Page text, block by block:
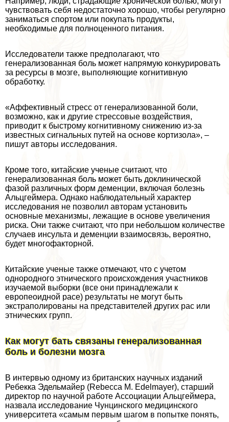
чувствовать себя недостаточно хорошо, чтобы регулярно
заниматься спортом или покупать продукты,
необходимые для полноценного питания.
Исследователи также предполагают, что
генерализованная боль может напрямую конкурировать
за ресурсы в мозге, выполняющие когнитивную
обработку.
«Аффективный стресс от генерализованной боли,
возможно, как и другие стрессовые воздействия,
приводит к быстрому когнитивному снижению из-за
известных сигнальных путей на основе кортизола», –
пишут авторы исследования.
Кроме того, китайские ученые считают, что
генерализованная боль может быть доклинической
фазой различных форм деменции, включая болезнь
Альцгeймера. Однако наблюдательный хаpaктер
исследования не позволил авторам установить
основные механизмы, лежащие в основе увеличения
риска. Они также считают, что при небольшом количестве
случаев инсульта и деменции взаимосвязь, вероятно,
будет многофакторной.
Китайские ученые также отмечают, что с учетом
однородного этнического происхождения участников
изучаемой выборки (все они принадлежали к
европеоидной расе) результаты не могут быть
экстраполированы на представителей других рас или
этнических групп.
Как могут бать связаны генерализованная
боль и болезни мозга
В интервью одному из британских научных изданий
Ребекка Эдельмайер (Rebecca M. Edelmayer), старший
директор по научной работе Ассоциации Альцгeймера,
назвала исследование Чунцинского медицинского
университета «самым первым шагом в попытке понять,